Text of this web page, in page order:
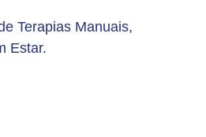
Terapias Manuais,
Estar.